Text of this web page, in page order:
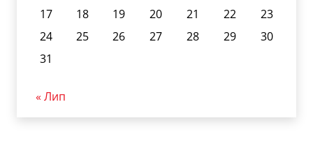
17
18 19 20 21 22
23
24
25 26 27 28 29
30
31
« Лип